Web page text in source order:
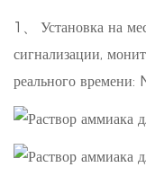
1、
Установка на
сигнализации,
реального